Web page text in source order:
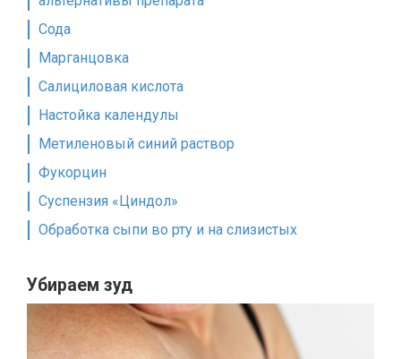
Сода
Марганцовка
Салициловая кислота
Настойка календулы
Метиленовый синий раствор
Фукорцин
Суспензия «Циндол»
Обработка сыпи во рту и на слизистых
Убираем зуд